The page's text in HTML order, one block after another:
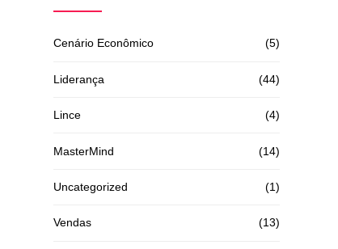
Cenário Econômico (5)
Liderança (44)
Lince (4)
MasterMind (14)
Uncategorized (1)
Vendas (13)